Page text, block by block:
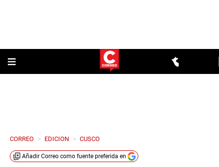
CORREO > EDICION > CUSCO
Añadir Correo como fuente preferida en